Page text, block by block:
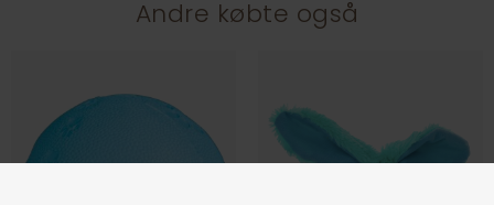
Andre købte også